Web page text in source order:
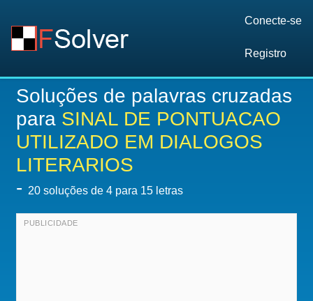
Conecte-se
Registro
Soluções de palavras cruzadas
para SINAL DE PONTUACAO
UTILIZADO EM DIALOGOS
LITERARIOS
- 20 soluções de 4 para 15 letras